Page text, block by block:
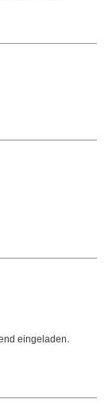
eingeladen.